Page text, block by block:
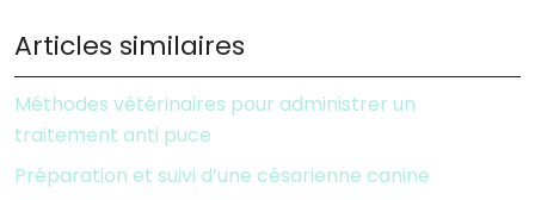
Articles similaires
Méthodes vétérinaires pour administrer un
traitement anti puce
Préparation et suivi d’une césarienne canine